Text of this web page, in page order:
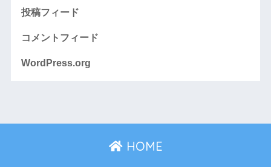
投稿フィード
コメントフィード
WordPress.org
HOME